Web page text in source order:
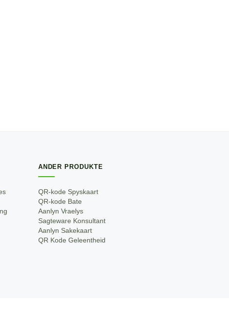
ANDER PRODUKTE
QR-kode Spyskaart
QR-kode Bate
Aanlyn Vraelys
Sagteware Konsultant
Aanlyn Sakekaart
QR Kode Geleentheid